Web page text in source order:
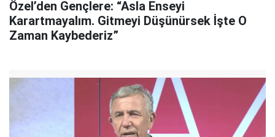
Özel’den Gençlere: “Asla Enseyi
Karartmayalım. Gitmeyi Düşünürsek İşte O
Zaman Kaybederiz”